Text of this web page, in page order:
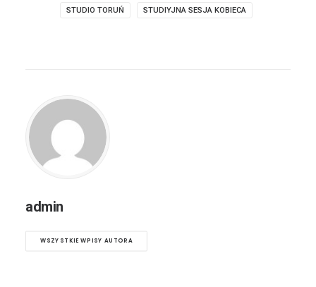
STUDIO TORUŃ STUDIYJNA SESJA KOBIECA
admin
WSZYSTKIE WPISY AUTORA